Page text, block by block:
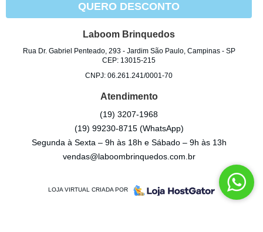
QUERO DESCONTO
Laboom Brinquedos
Rua Dr. Gabriel Penteado, 293- Jardim São Paulo, Campinas- SP
CEP: 13015-215
CNPJ: 06.261.241/0001-70
Atendimento
(19) 3207-1968
(19) 99230-8715 (WhatsApp)
Segunda à Sexta – 9h às 18h e Sábado – 9h às 13h
vendas@laboombrinquedos.com.br
LOJA VIRTUAL CRIADA POR